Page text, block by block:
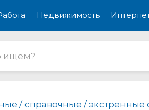
Недвижимость
/ справочные / экстренные